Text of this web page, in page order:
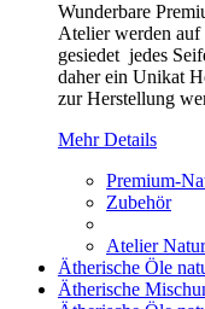
Wunderbare
Atelier werden
gesiedet jedes
daher ein Unikat
zur Herstellung
Mehr Details
Premium-
Zubehör
Atelier
Ätherische Öle
Ätherische